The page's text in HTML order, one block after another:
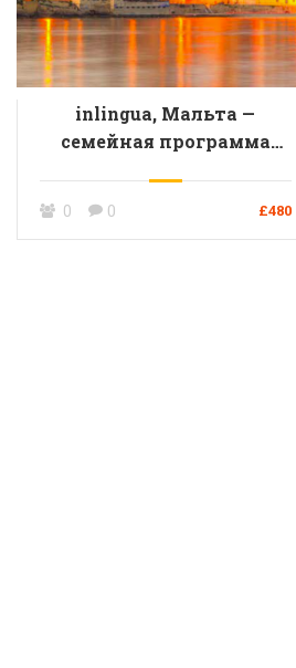
inlingua, Мальта —
семейная программа
0 0 £480